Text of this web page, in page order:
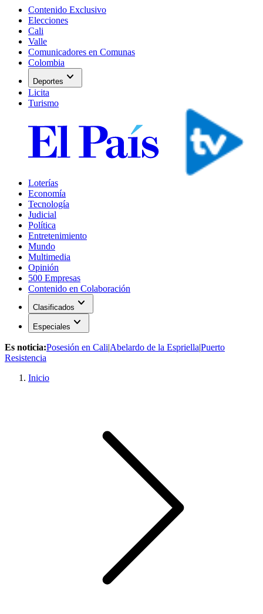
Contenido Exclusivo
Elecciones
Cali
Valle
Comunicadores en Comunas
Colombia
Deportes expand_more
Licita
Turismo
Loterías
Economía
Tecnología
Judicial
Política
Entretenimiento
Mundo
Multimedia
Opinión
500 Empresas
Contenido en Colaboración
Clasificados expand_more
Especiales expand_more
Es noticia:Posesión en Cali|Abelardo de la Espriella|Puerto
Resistencia
Inicio